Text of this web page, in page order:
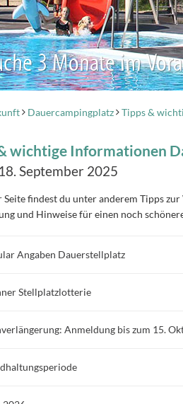
3 Monate im
Dauercampingplatz Tipps &
wichtige Informationen
September 2025
Seite findest du unter anderem Tipps
und Hinweise für einen noch
Angaben Dauerstellplatz
Stellplatzlotterie
Anmeldung bis zum 15.